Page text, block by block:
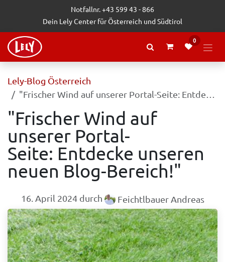
Zum Inhalt springenNotfallnr. +43 599 43 - 866
Dein Lely Center für Österreich und Südtirol
0
Lely-Blog Österreich
"Frischer Wind auf unserer Portal-Seite: Entdecke unseren neuen Blog-Bereich!"
"Frischer Wind auf
unserer Portal-
Seite: Entdecke unseren
neuen Blog-Bereich!"
16. April 2024 durch Feichtlbauer Andreas